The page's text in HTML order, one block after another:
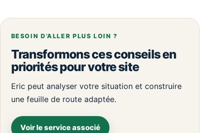
BESOIN D’ALLER PLUS LOIN ?
Transformons ces conseils en
priorités pour votre site
Eric peut analyser votre situation et construire
une feuille de route adaptée.
Voir le service associé